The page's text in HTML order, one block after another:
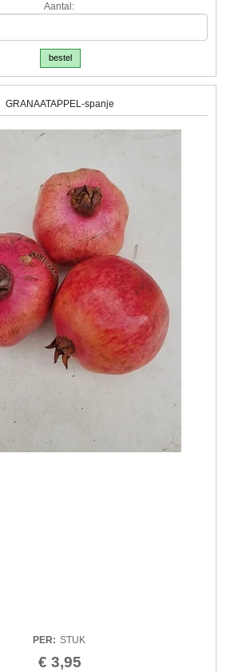
Aantal:
bestel
GRANAATAPPEL-spanje
PER: STUK
€ 3,95